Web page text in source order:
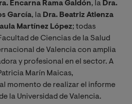
Encarna Rama Galdón, la Dra.
García, la Dra. Beatriz Atienza
Martínez López; todas
de Ciencias de la Salud
de Valencia con amplia
y profesional en el sector. A
Marín Maicas,
momento de realizar el informe
la Universidad de Valencia.